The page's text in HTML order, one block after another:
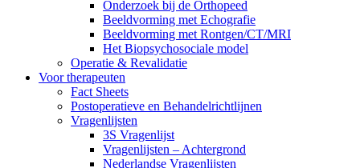
Onderzoek bij de Orthopeed
Beeldvorming met Echografie
Beeldvorming met Rontgen/CT/MRI
Het Biopsychosociale model
Operatie & Revalidatie
Voor therapeuten
Fact Sheets
Postoperatieve en Behandelrichtlijnen
Vragenlijsten
3S Vragenlijst
Vragenlijsten – Achtergrond
Nederlandse Vragenlijsten